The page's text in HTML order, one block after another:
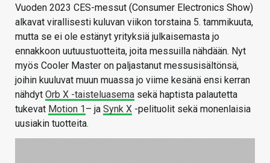
Vuoden 2023 CES-messut (Consumer Electronics Show)
alkavat virallisesti kuluvan viikon torstaina 5. tammikuuta,
mutta se ei ole estänyt yrityksiä julkaisemasta jo
ennakkoon uutuustuotteita, joita messuilla nähdään. Nyt
myös Cooler Master on paljastanut messusisältönsä,
joihin kuuluvat muun muassa jo viime kesänä ensi kerran
nähdyt Orb X -taisteluasema sekä haptista palautetta
tukevat Motion 1 – ja Synk X -pelituolit sekä monenlaisia
uusiakin tuotteita.